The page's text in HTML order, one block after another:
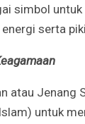
simbol
energi serta
atau Jenang
untuk